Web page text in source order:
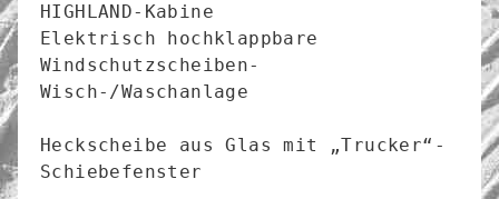
HIGHLAND-Kabine
Elektrisch hochklappbare
Windschutzscheiben-
Wisch-/Waschanlage
Heckscheibe aus Glas mit „Trucker“-
Schiebefenster